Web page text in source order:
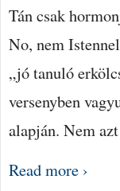
Tán csak
No, nem
„jó tanuló
versenyben
alapján. Nem
Read more ›